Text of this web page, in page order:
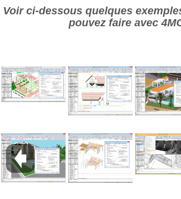
Voir ci-dessous quelques
pouvez faire avec